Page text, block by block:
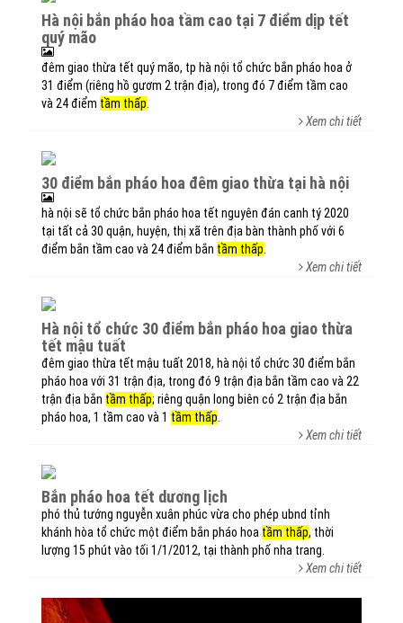
hà nội bắn pháo hoa tầm cao tại 7 điểm dịp tết
quý mão
đêm giao thừa tết quý mão, tp hà nội tổ chức bắn pháo hoa ở
31 điểm (riêng hồ gươm 2 trận địa), trong đó 7 điểm tầm cao
và 24 điểm tầm thấp
Xem chi tiết
30 điểm bắn pháo hoa đêm giao thừa tại hà nội
hà nội sẽ tổ chức bắn pháo hoa tết nguyên đán canh tý 2020
tại tất cả 30 quận, huyện, thị xã trên địa bàn thành phố với 6
điểm bắn tầm cao và 24 điểm bắn tầm thấp
Xem chi tiết
hà nội tổ chức 30 điểm bắn pháo hoa giao thừa
tết mậu tuất
đêm giao thừa tết mậu tuất 2018, hà nội tổ chức 30 điểm bắn
pháo hoa với 31 trận địa, trong đó 9 trận địa bắn tầm cao và 22
trận địa bắn tầm thấp; riêng quận long biên có 2 trận địa bắn
pháo hoa, 1 tầm cao và 1 tầm thấp
Xem chi tiết
bắn pháo hoa tết dương lịch
phó thủ tướng nguyễn xuân phúc vừa cho phép ubnd tỉnh
khánh hòa tổ chức một điểm bắn pháo hoa tầm thấp, thời
lượng 15 phút vào tối 1/1/2012, tại thành phố nha trang.
Xem chi tiết